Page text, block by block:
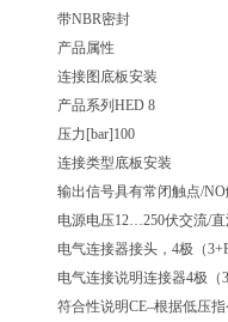
带NBR密封
产品属性
连接图 底板安装
产品系列 HED 8
压力[bar]100
连接类型底板安装
输出信号具有常闭触点/
电源电压12…250伏交流/
电气连接器接头，4极（
电气连接说明连接器4极（
符合性说明CE–根据低压指